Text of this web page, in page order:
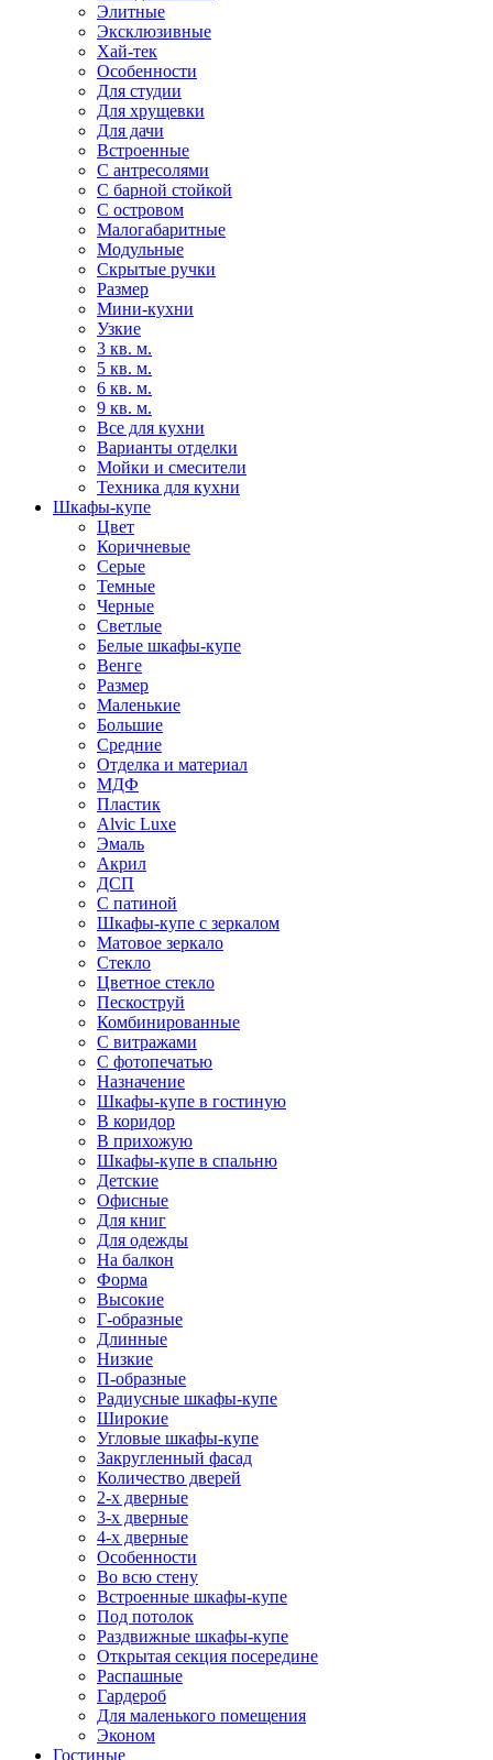
Элитные
Эксклюзивные
Хай-тек
Особенности
Для студии
Для хрущевки
Для дачи
Встроенные
С антресолями
С барной стойкой
С островом
Малогабаритные
Модульные
Скрытые ручки
Размер
Мини-кухни
Узкие
3 кв. м.
5 кв. м.
6 кв. м.
9 кв. м.
Все для кухни
Варианты отделки
Мойки и смесители
Техника для кухни
Шкафы-купе
Цвет
Коричневые
Серые
Темные
Черные
Светлые
Белые шкафы-купе
Венге
Размер
Маленькие
Большие
Средние
Отделка и материал
МДФ
Пластик
Alvic Luxe
Эмаль
Акрил
ДСП
С патиной
Шкафы-купе с зеркалом
Матовое зеркало
Стекло
Цветное стекло
Пескоструй
Комбинированные
С витражами
С фотопечатью
Назначение
Шкафы-купе в гостиную
В коридор
В прихожую
Шкафы-купе в спальню
Детские
Офисные
Для книг
Для одежды
На балкон
Форма
Высокие
Г-образные
Длинные
Низкие
П-образные
Радиусные шкафы-купе
Широкие
Угловые шкафы-купе
Закругленный фасад
Количество дверей
2-х дверные
3-х дверные
4-х дверные
Особенности
Во всю стену
Встроенные шкафы-купе
Под потолок
Раздвижные шкафы-купе
Открытая секция посередине
Распашные
Гардероб
Для маленького помещения
Эконом
Гостиные